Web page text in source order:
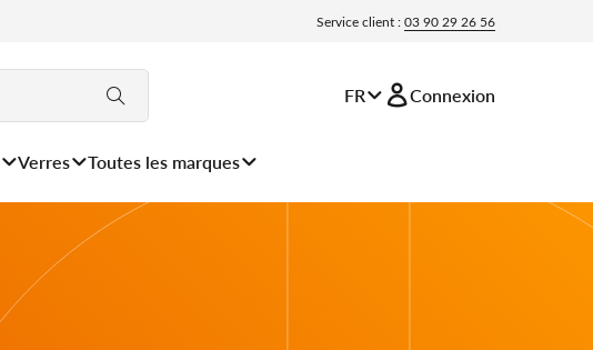
Service client :03 90 29 26 56
FR Connexion
Verres Toutes les marques